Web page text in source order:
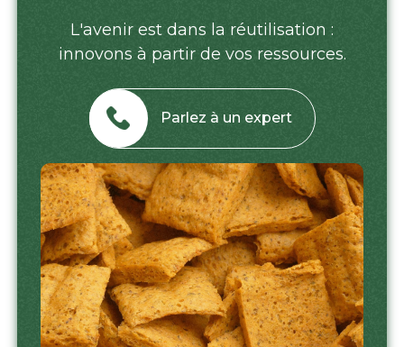
L'avenir est dans la réutilisation :
innovons à partir de vos ressources.
Parlez à un expert